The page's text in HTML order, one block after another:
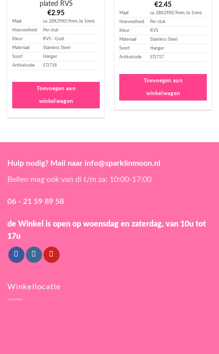
plated RVS
€2.95
Maat
ca. 28X29X0,9mm, (ᴓ 1mm)
Hoeveelheid
Per stuk
Kleur
RVS - Gold
Materiaal
Stainless Steel
Soort
Hanger
Artikelcode
STJ718
Toevoegen aan
winkelwagen
€2.45
Maat
ca. 28X29X0,9mm, (ᴓ 1mm)
Hoeveelheid
Per stuk
Kleur
RVS
Materiaal
Stainless Steel
Soort
Hanger
Artikelcode
STJ717
Toevoegen aan
winkelwagen
Hulp nodig? Mail naar info@sparklinmoon.nl
Bellen mag ook van di t/m za: 10:00-17:00
06 - 21 59 89 58
de Winkel is open op woensdag en zaterdag, van 10u tot
17u
Winkellocatie